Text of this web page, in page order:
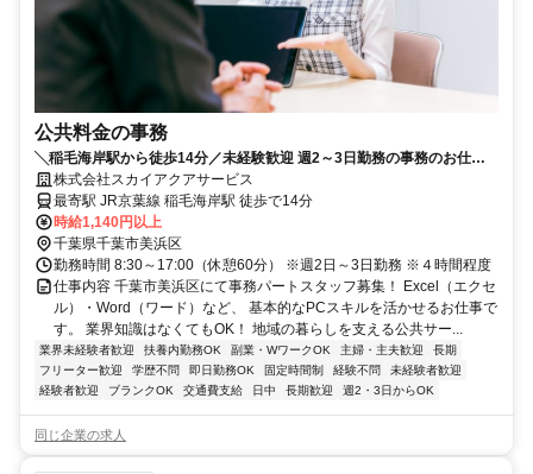
公共料金の事務
╲稲毛海岸駅から徒歩14分／未経験歓迎 週2～3日勤務の事務のお仕
事！株式会社スカイアクアサービス
最寄駅 JR京葉線 稲毛海岸駅 徒歩で14分
時給1,140円以上
千葉県千葉市美浜区
勤務時間 8:30～17:00（休憩60分） ※週2日～3日勤務 ※４時間程度
仕事内容 千葉市美浜区にて事務パートスタッフ募集！ Excel（エクセ
ル）・Word（ワード）など、 基本的なPCスキルを活かせるお仕事で
す。 業界知識はなくてもOK！ 地域の暮らしを支える公共サー...
業界未経験者歓迎 扶養内勤務OK 副業・WワークOK 主婦・主夫歓迎
長期
フリーター歓迎
学歴不問 即日勤務OK 固定時間制 経験不問
未経験者歓迎
経験者歓迎
ブランクOK 交通費支給 日中 長期歓迎 週2・3日からOK
同じ企業の求人